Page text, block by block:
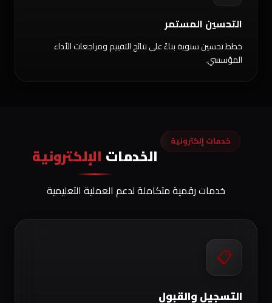
التحسين المستمر
خطط تحسين سنوية بناءً على نتائج التقييم ومراجعات الأداء
المؤسسي.
خدمات إلكترونية
الخدمات الإلكترونية
خدمات رقمية متكاملة لدعم العملية التعليمية
📋
التسجيل والقبول